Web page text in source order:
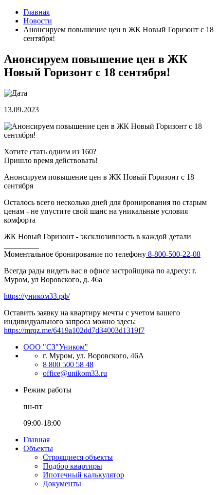
Главная
Новости
Анонсируем повышение цен в ЖК Новый Горизонт с 18
сентября!
Анонсируем повышение цен в ЖК
Новый Горизонт с 18 сентября!
13.09.2023
Хотите стать одним из 160?
Пришло время действовать!
Анонсируем повышение цен в ЖК Новый Горизонт с 18
сентября
Осталось всего несколько дней для бронирования по старым
ценам - не упустите свой шанс на уникальные условия
комфорта
ЖК Новый Горизонт - эксклюзивность в каждой детали
Моментальное бронирование по телефону 8-800-500-22-08
Всегда рады видеть вас в офисе застройщика по адресу: г.
Муром, ул Воровского, д. 46а
https://уником33.рф/
Оставить заявку на квартиру мечты с учетом вашего
индивидуального запроса можно здесь:
https://mrqz.me/6419a102dd7d34003d1319f7
ООО "СЗ"Уником"
г. Муром, ул. Воровского, 46А
8 800 500 58 48
office@unikom33.ru
Режим работы
пн-пт
09:00-18:00
Главная
Объекты
Строящиеся объекты
Подбор квартиры
Ипотечный калькулятор
Документы